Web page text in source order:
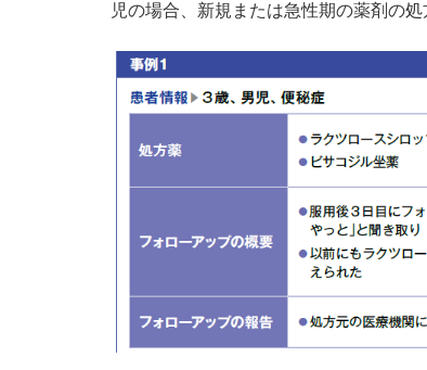
児の場合、新規または急性期の薬剤の